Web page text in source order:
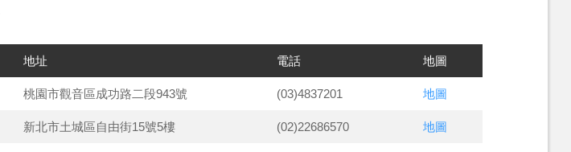
地址 電話 地圖
桃園市觀音區成功路二段943號 (03)4837201 地圖
新北市土城區自由街15號5樓 (02)22686570 地圖